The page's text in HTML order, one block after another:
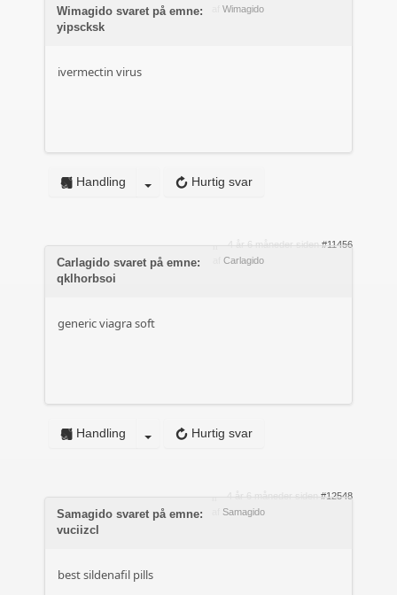
Wimagido
Wimagido svaret på emne:
yipscksk
ivermectin virus
Hurtig svar
Handling
4 år 6 måneder siden #11456
Carlagido
Carlagido svaret på emne:
qklhorbsoi
generic viagra soft
Hurtig svar
Handling
4 år 6 måneder siden #12548
Samagido
Samagido svaret på emne:
vuciizcl
best sildenafil pills